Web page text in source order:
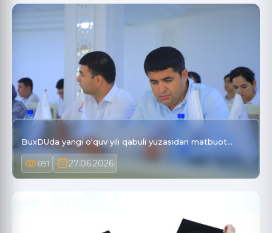
BuxDUda yangi o‘quv yili qabuli yuzasidan matbuot…
691 27.06.2026